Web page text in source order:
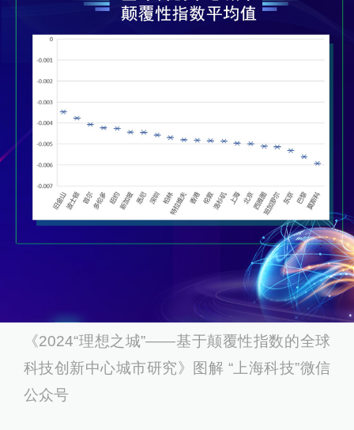
《2024“理想之城”——基于颠覆性指数的全球
科技创新中心城市研究》图解 “上海科技”微信
公众号